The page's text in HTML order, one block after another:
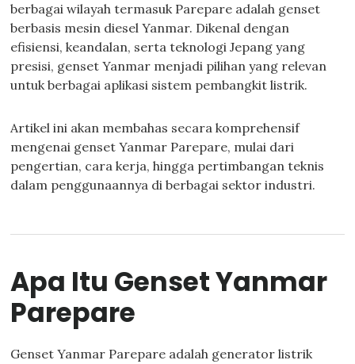
berbagai wilayah termasuk Parepare adalah genset
berbasis mesin diesel Yanmar. Dikenal dengan
efisiensi, keandalan, serta teknologi Jepang yang
presisi, genset Yanmar menjadi pilihan yang relevan
untuk berbagai aplikasi sistem pembangkit listrik.
Artikel ini akan membahas secara komprehensif
mengenai genset Yanmar Parepare, mulai dari
pengertian, cara kerja, hingga pertimbangan teknis
dalam penggunaannya di berbagai sektor industri.
Apa Itu Genset Yanmar
Parepare
Genset Yanmar Parepare adalah generator listrik